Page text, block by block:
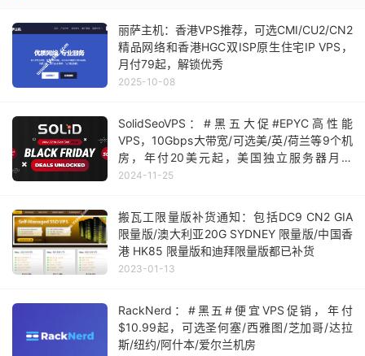
丽萨主机：香港VPS推荐，可选CMI/CU2/CN2
精品网络和香港HGC双ISP原生住宅IP VPS，
月付79起，解锁优秀
2025-10-08
SolidSeoVPS：#黑五大促#EPYC高性能
VPS，10Gbps大带宽/可选美/英/荷兰等9个机
房，年付20美元起，美国独立服务器月付
$14.95起
2024-11-25
搬瓦工限量版补货通知：包括DC9 CN2 GIA
限量版/澳大利亚20G SYDNEY 限量版/中国香
港 HK85 限量版和迪拜限量版都已补货
2023-01-13
RackNerd：#黑五#便宜VPS促销，年付
$10.99起，可选圣何塞/西雅图/芝加哥/达拉
斯/纽约/阿什本/爱尔兰机房